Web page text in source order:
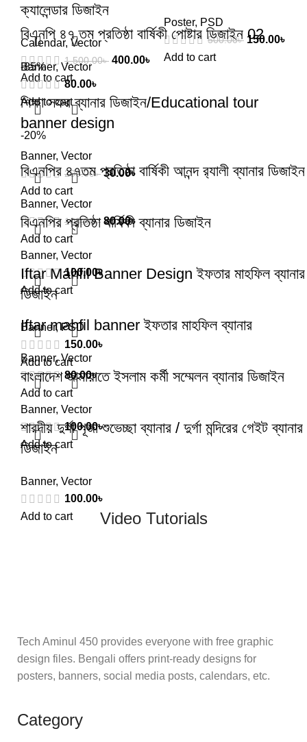
ক্যালেন্ডার ডিজাইন
Calendar, Vector
1,500.00৳ 400.00৳
Add to cart
Poster, PSD
500.00৳ 150.00৳
Add to cart
বিএনপি ৪৭ তম প্রতিষ্ঠা বার্ষিকী পোষ্টার ডিজাইন 02
Banner,Vector
80.00৳
Add to cart
-85%
শিক্ষা সফর ব্যানার ডিজাইন/Educational tour
banner design
Banner, Vector
200.00৳ 30.00৳
Add to cart
-20%
বিএনপির ৪৭তম প্রতিষ্ঠা বার্ষিকী আনন্দ র‌্যালী ব্যানার ডিজাইন
Banner, Vector
100.00৳ 80.00৳
Add to cart
বিএনপির প্রতিষ্ঠা বার্ষিকী ব্যানার ডিজাইন
Banner, Vector
100.00৳
Add to cart
Iftar Mahfil Banner Design ইফতার মাহফিল ব্যানার
ডিজাইন
Banner,PSD
150.00৳
Add to cart
Iftar mahfil banner ইফতার মাহফিল ব্যানার
Banner,Vector
80.00৳
Add to cart
বাংলাদেশ জামায়াতে ইসলাম কর্মী সম্মেলন ব্যানার ডিজাইন
Banner, Vector
100.00৳
Add to cart
শারদীয় দুর্গা পূজা শুভেচ্ছা ব্যানার / দুর্গা মন্দিরের গেইট ব্যানার
ডিজাইন
Banner, Vector
100.00৳
Add to cart
Video Tutorials
Tech Aminul 450 provides everyone with free graphic
design files. Bengali offers print-ready designs for
posters, banners, social media posts, calendars, etc.
Category